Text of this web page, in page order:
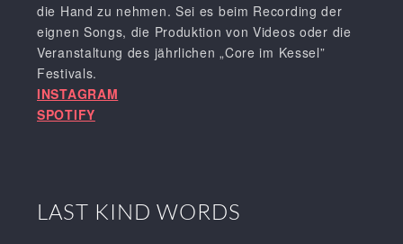
die Hand zu nehmen. Sei es beim Recording der
eignen Songs, die Produktion von Videos oder die
Veranstaltung des jährlichen „Core im Kessel”
Festivals.
INSTAGRAM
SPOTIFY
LAST KIND WORDS